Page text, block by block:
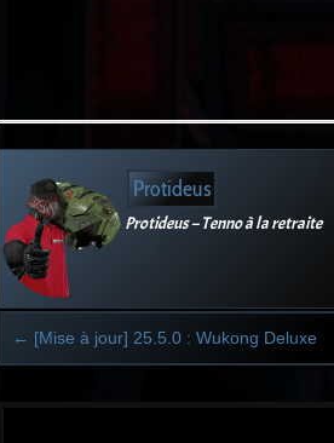
Protideus
Protideus – Tenno à la retraite
← [Mise à jour] 25.5.0 : Wukong Deluxe